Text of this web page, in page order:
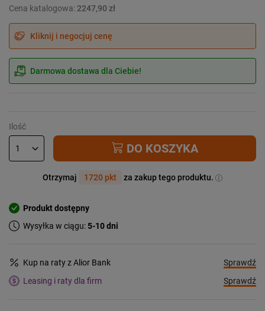
Cena katalogowa: 2247,90 zł
Kliknij i negocjuj cenę
Darmowa dostawa dla Ciebie!
Ilość
DO KOSZYKA
Otrzymaj 1720 pkt za zakup tego produktu.
Produkt dostępny
Wysyłka w ciągu:5-10 dni
Kup na raty z Alior Bank
Sprawdź
Leasing i raty dla firm
Sprawdź